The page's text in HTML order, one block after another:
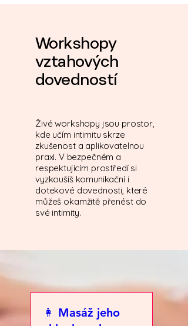
Workshopy
vztahových
dovedností
Živé workshopy jsou prostor,
kde učím intimitu skrze
zkušenosta aplikovatelnou
praxi. V bezpečném a
respektujícím prostředí si
vyzkoušíš komunikační i
dotekové dovednosti, které
můžeš okamžitě přenést do
své intimity.
👩 Masáž jeho